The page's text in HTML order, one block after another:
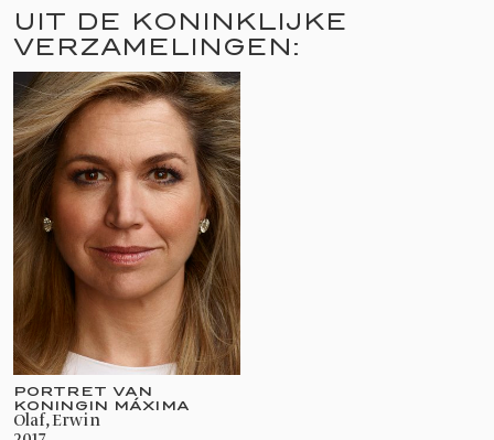
UIT DE KONINKLIJKE
VERZAMELINGEN:
PORTRET VAN
KONINGIN MÁXIMA
Olaf, Erwin